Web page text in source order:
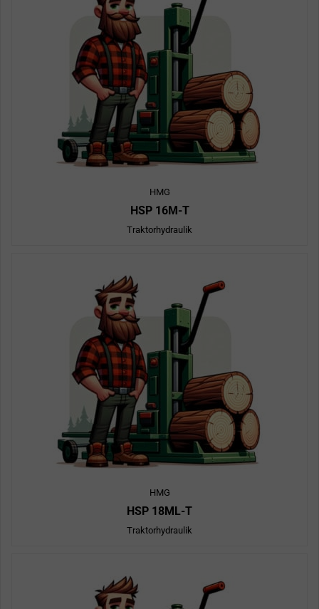
HMG
HSP 16M-T
Traktorhydraulik
HMG
HSP 18ML-T
Traktorhydraulik